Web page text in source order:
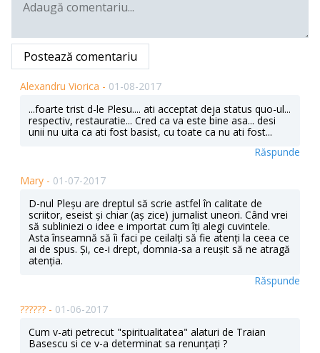
Postează comentariu
Alexandru Viorica - 01-08-2017
...foarte trist d-le Plesu.... ati acceptat deja status quo-ul...
respectiv, restauratie... Cred ca va este bine asa... desi
unii nu uita ca ati fost basist, cu toate ca nu ati fost...
Răspunde
Mary - 01-07-2017
D-nul Pleșu are dreptul să scrie astfel în calitate de
scriitor, eseist și chiar (aș zice) jurnalist uneori. Când vrei
să subliniezi o idee e importat cum îți alegi cuvintele.
Asta înseamnă să îi faci pe ceilalți să fie atenți la ceea ce
ai de spus. Și, ce-i drept, domnia-sa a reușit să ne atragă
atenția.
Răspunde
?????? - 01-06-2017
Cum v-ati petrecut "spiritualitatea" alaturi de Traian
Basescu si ce v-a determinat sa renunțați ?